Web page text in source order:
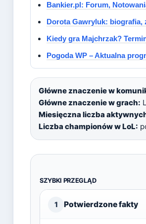
Bankier.pl: Forum,
Dorota Gawryluk: biografia,
Kiedy gra Majchrzak?
Pogoda WP – Aktualna
Główne znaczenie w
Główne znaczenie w grach:
Miesięczna liczba
Liczba championów w LoL:
SZYBKI PRZEGLĄD
1 Potwierdzone fakty